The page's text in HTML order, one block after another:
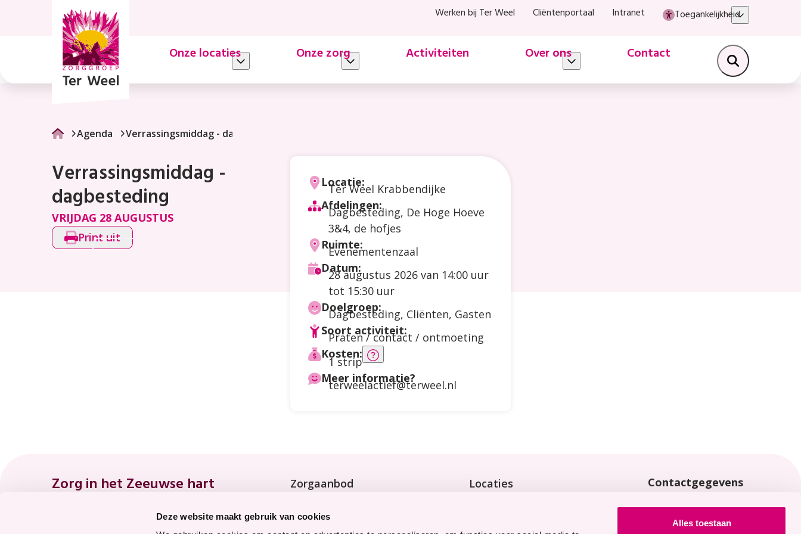
Deze website maakt gebruik van cookies
Alles toestaan
Werken bij Ter Weel Cliëntenportaal Intranet Toegankelijkheid
Onze locaties Onze zorg Activiteiten Over ons Contact
Verrassingsmiddag
dagbesteding
Agenda Verrassingsmiddag - dagbesteding
Verrassingsmiddag -
dagbesteding
VRIJDAG 28 AUGUSTUS
Print uit
Locatie:
Ter Weel Krabbendijke
Afdelingen:
Dagbesteding, De Hoge Hoeve
3&4, de hofjes
Ruimte:
Evenementenzaal
Datum:
28 augustus 2026 van 14:00 uur
tot 15:30 uur
Doelgroep:
Dagbesteding, Cliënten, Gasten
Soort activiteit:
Praten / contact / ontmoeting
Kosten:
Meer
informatie
over
1 strip
Meer informatie?
terweelactief@terweel.nl
Zorg in het Zeeuwse hart Zorgaanbod
Tijdelijke zorg
Locaties Contactgegevens
4462 AV Goes